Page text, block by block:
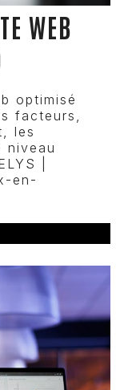
WEB
optimisé
facteurs,
les
niveau
|
en-